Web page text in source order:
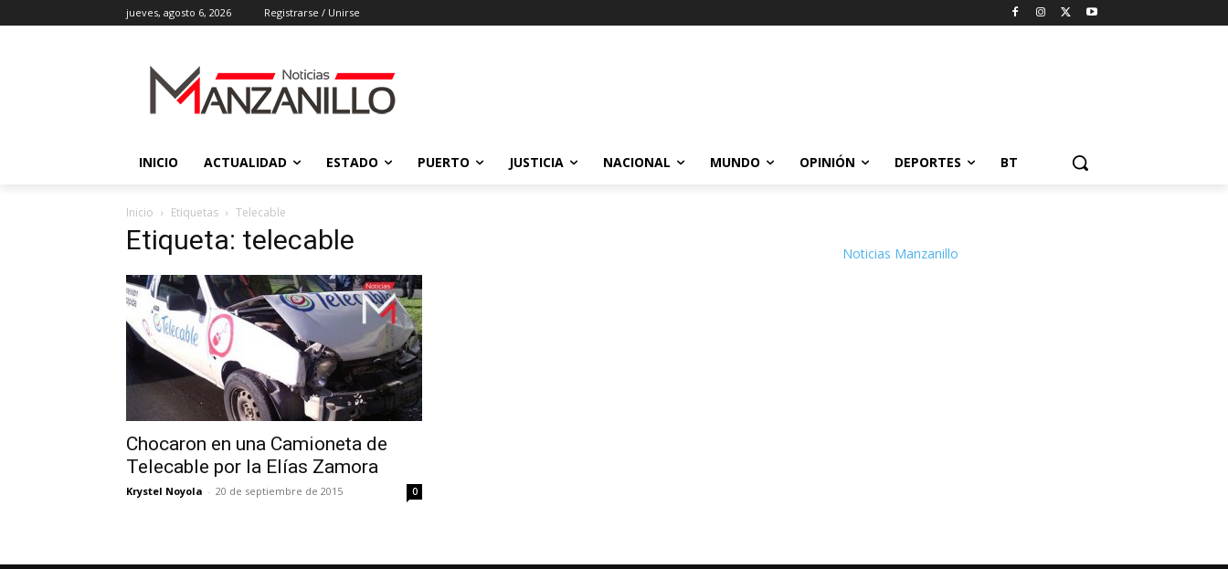
jueves, agosto 6, 2026 Registrarse / Unirse
INICIO ACTUALIDAD ESTADO PUERTO JUSTICIA NACIONAL MUNDO OPINIÓN DEPORTES BT
Inicio Etiquetas Telecable
Etiqueta: telecable
Chocaron en una Camioneta de
Telecable por la Elías Zamora
Krystel Noyola - 20 de septiembre de 2015 0
Noticias Manzanillo